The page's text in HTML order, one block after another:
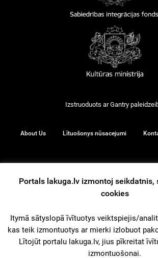
Izstruoduots arGantry
About Us Lītuošonys nūsacejumi
© 2026
iz augšu
Portals lakuga.lv izmontoj seikdatnis,
cookies
Itymā sātyslopā īvītuotys veiktspiejis/
kas teik izmontuotys ar mierki izlobuot
Lītojūt portalu lakuga.lv, jius pīkreitat
izmontuošonai.